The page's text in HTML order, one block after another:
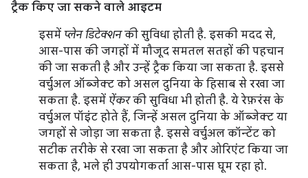
ट्रैक किए जा सकने वाले आइटम
इसमें प्लेन डिटेक्शनकी सुविधा होती है. इसकी मदद से,
आस-पास की जगहों में मौजूद समतल सतहों की पहचान
की जा सकती है और उन्हें ट्रैक किया जा सकता है. इससे
वर्चुअल ऑब्जेक्ट को असल दुनिया के हिसाब से रखा जा
सकता है. इसमें ऐंकरकी सुविधा भी होती है. ये रेफ़रंस के
वर्चुअल पॉइंट होते हैं, जिन्हें असल दुनिया के ऑब्जेक्ट या
जगहों से जोड़ा जा सकता है. इससे वर्चुअल कॉन्टेंट को
सटीक तरीके से रखा जा सकता है और ओरिएंट किया जा
सकता है, भले ही उपयोगकर्ता आस-पास घूम रहा हो.